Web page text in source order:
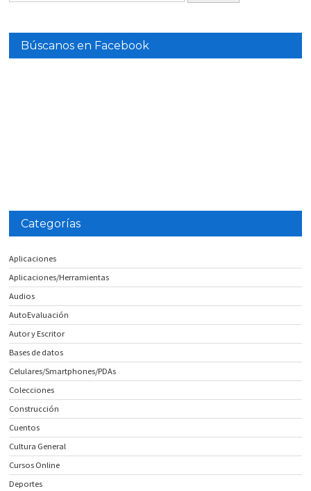
Búscanos en Facebook
Categorías
Aplicaciones
Aplicaciones/Herramientas
Audios
AutoEvaluación
Autor y Escritor
Bases de datos
Celulares/Smartphones/PDAs
Colecciones
Construcción
Cuentos
Cultura General
Cursos Online
Deportes